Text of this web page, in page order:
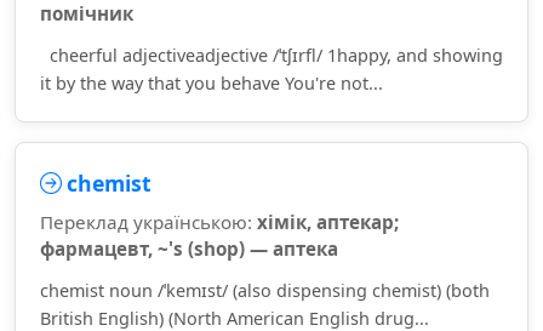
помічник
cheerful adjectiveadjective /ˈtʃɪrfl/ 1happy, and showing
it by the way that you behave You're not...
chemist
Переклад українською: хімік, аптекар;
фармацевт, ~'s (shop) — аптека
chemist noun /ˈkemɪst/ (also dispensing chemist) (both
British English) (North American English drug...